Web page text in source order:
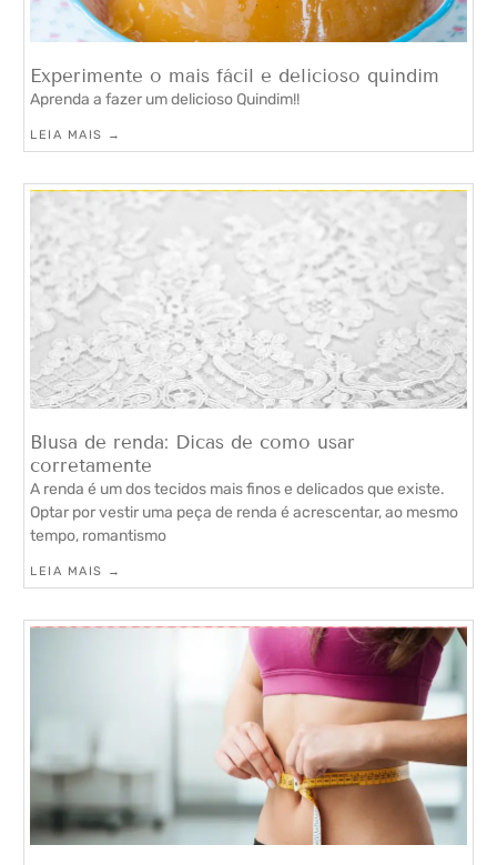
Experimente o mais fácil e delicioso quindim
Aprenda a fazer um delicioso Quindim!!
LEIA MAIS →
Blusa de renda: Dicas de como usar
corretamente
A renda é um dos tecidos mais finos e delicados que existe.
Optar por vestir uma peça de renda é acrescentar, ao mesmo
tempo, romantismo
LEIA MAIS →